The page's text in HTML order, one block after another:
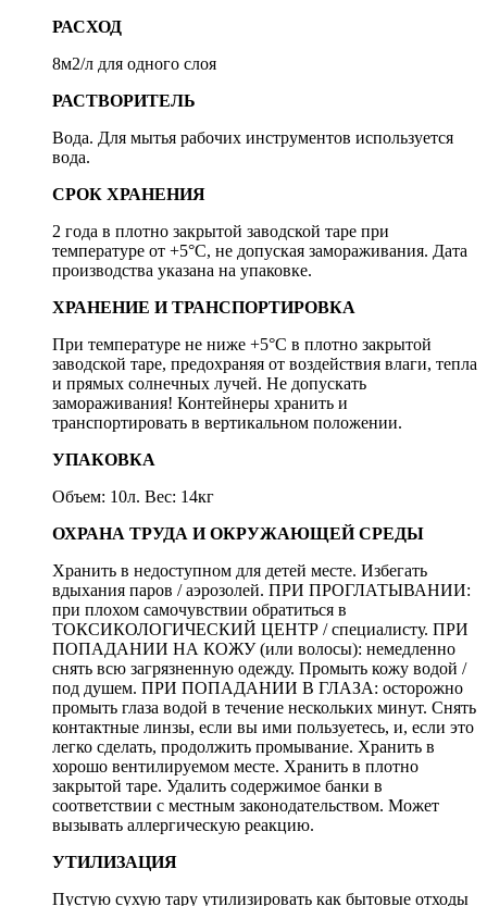
РАСХОД
8м2/л для одного слоя
РАСТВОРИТЕЛЬ
Вода. Для мытья рабочих инструментов используется
вода.
СРОК ХРАНЕНИЯ
2 года в плотно закрытой заводской таре при
температуре от +5°C, не допуская замораживания. Дата
производства указана на упаковке.
ХРАНЕНИЕ И ТРАНСПОРТИРОВКА
При температуре не ниже +5°C в плотно закрытой
заводской таре, предохраняя от воздействия влаги, тепла
и прямых солнечных лучей. Не допускать
замораживания! Контейнеры хранить и
транспортировать в вертикальном положении.
УПАКОВКА
Объем: 10л. Вес: 14кг
ОХРАНА ТРУДА И ОКРУЖАЮЩЕЙ СРЕДЫ
Хранить в недоступном для детей месте. Избегать
вдыхания паров / аэрозолей. ПРИ ПРОГЛАТЫВАНИИ:
при плохом самочувствии обратиться в
ТОКСИКОЛОГИЧЕСКИЙ ЦЕНТР / специалисту. ПРИ
ПОПАДАНИИ НА КОЖУ (или волосы): немедленно
снять всю загрязненную одежду. Промыть кожу водой /
под душем. ПРИ ПОПАДАНИИ В ГЛАЗА: осторожно
промыть глаза водой в течение нескольких минут. Снять
контактные линзы, если вы ими пользуетесь, и, если это
легко сделать, продолжить промывание. Хранить в
хорошо вентилируемом месте. Хранить в плотно
закрытой таре. Удалить содержимое банки в
соответствии с местным законодательством. Может
вызывать аллергическую реакцию.
УТИЛИЗАЦИЯ
Пустую сухую тару утилизировать как бытовые отходы